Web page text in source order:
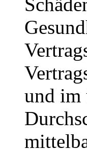
und im